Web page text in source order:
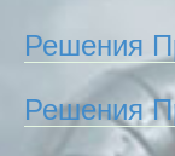
Решения
Решения